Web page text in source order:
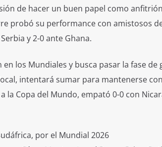
de hacer un buen papel como
probó su performance con amistosos
y 2-0 ante Ghana.
los Mundiales y busca pasar la fase
intentará sumar para mantenerse
la Copa del Mundo, empató 0-0 con
por el Mundial 2026